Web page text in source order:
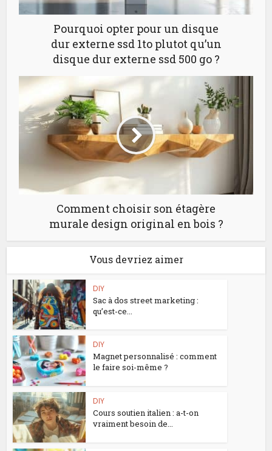
Pourquoi opter pour un disque
dur externe ssd 1to plutot qu’un
disque dur externe ssd 500 go ?
Comment choisir son étagère
murale design original en bois ?
Vous devriez aimer
DIY
Sac à dos street marketing :
qu’est-ce...
DIY
Magnet personnalisé : comment
le faire soi-même ?
DIY
Cours soutien italien : a-t-on
vraiment besoin de...